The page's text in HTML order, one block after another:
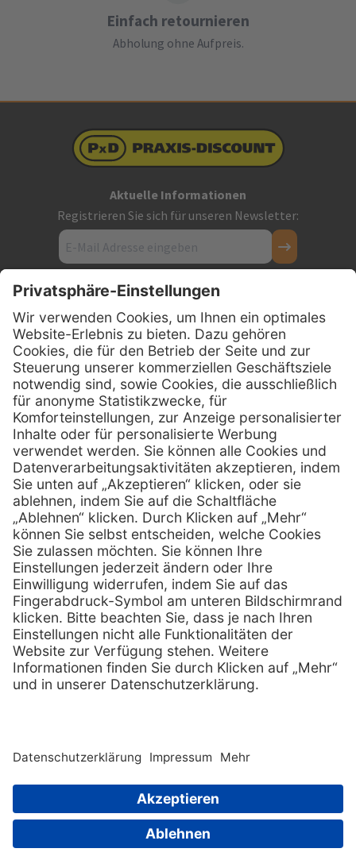
Einfach retournieren
Abholung ohne Aufpreis.
Aktuelle Informationen
Registrieren Sie sich für unseren Newsletter:
Kontakt
Firmensitz
PxD Praxis-Discount GmbH
Hans-Wunderlich-Straße 7
D-49078 Osnabrück
Telefon: 0800 - 600 66 30
Telefon:0800 - 07 01 96
E-Mail:info @ praxis-discount.de
Services
Serviceversprechen
Sprechstundenbedarf
Retoure anmelden
Hilfe
FAQs
Kontakt
Lob & Kritik
Zertifikat Rechtliches
Impressum
Datenschutz
AGB
Copyright © 2026 PxD Praxis-Discount GmbH. All rights